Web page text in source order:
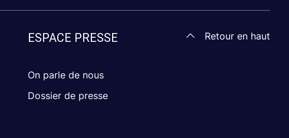
ESPACE PRESSE
On parle de nous
Dossier de presse
Retour en haut